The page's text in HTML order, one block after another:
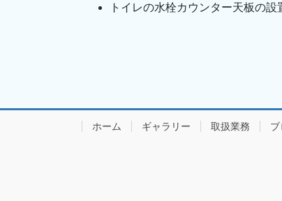
トイレの水栓カウンター天板の設
ホーム ギャラリー 取扱業務